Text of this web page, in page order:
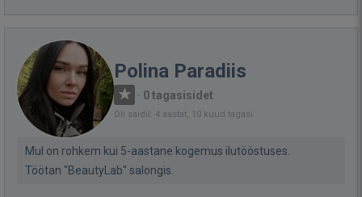
Polina Paradiis
· 0 tagasisidet
Oli saidil: 4 aastat, 10 kuud tagasi
Mul on rohkem kui 5-aastane kogemus ilutööstuses.
Töötan "BeautyLab" salongis.